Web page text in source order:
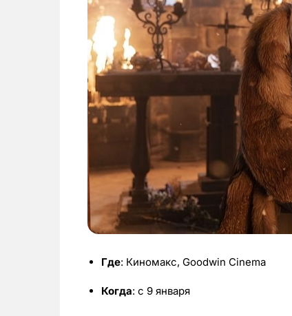
Где: Киномакс, Goodwin Cinema
Когда: с 9 января